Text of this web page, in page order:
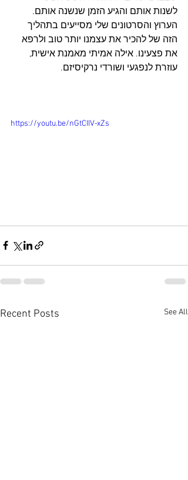
לשנות אותם והגיע הזמן שנשנה אותם.
הערוץ והסרטונים שלי מסייעים בתהליך
הזה של להכיר את עצמנו יותר טוב ולרפא
את פצעינו. אילה אמיתי מאמנת אישית,
עוזרת לנפגעי ושורדי נרקיסיזם.
https://youtu.be/nGtCIIV-xZs
Recent Posts See All